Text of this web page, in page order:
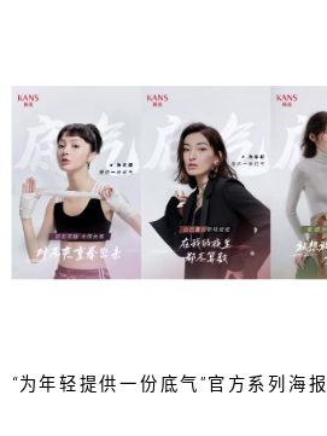
“为年轻提供一份底气”官方系列海报